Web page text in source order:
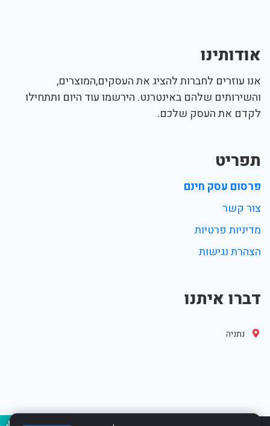
אודותינו
אנו עוזרים לחברות להציג את העסקים,המוצרים,
והשירותים שלהם באינטרנט. הירשמו עוד היום ותתחילו
לקדם את העסק שלכם.
תפריט
פרסום עסק חינם
צור קשר
מדיניות פרטיות
הצהרת נגישות
דברו איתנו
נתניה